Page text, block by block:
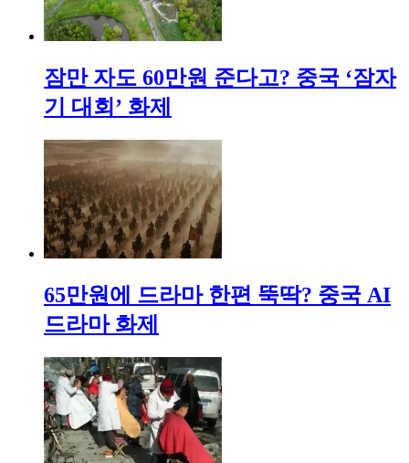
잠만 자도 60만원 준다고? 중국 ‘잠자
기 대회’ 화제
65만원에 드라마 한편 뚝딱? 중국 AI
드라마 화제